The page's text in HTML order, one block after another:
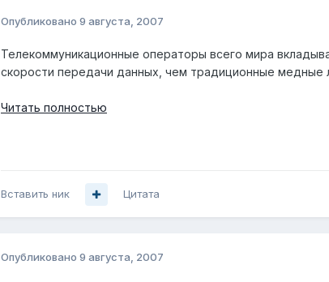
Опубликовано 9 августа, 2007
Телекоммуникационные операторы всего мира
скорости передачи данных, чем традиционные медные
Читать полностью
Вставить ник Цитата
Опубликовано 9 августа, 2007